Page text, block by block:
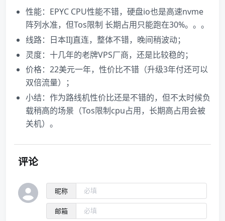
性能：EPYC CPU性能不错，硬盘io也是高速nvme
阵列水准，但Tos限制 长期占用只能跑在30%。。。
线路：日本IIJ直连，整体不错，晚间稍波动；
灵度：十几年的老牌VPS厂商，还是比较稳的；
价格：22美元一年，性价比不错（升级3年付还可以
双倍流量）；
小结：作为路线机性价比还是不错的，但不太时候负
载稍高的场景（Tos限制cpu占用，长期高占用会被
关机）。
评论
昵称
邮箱